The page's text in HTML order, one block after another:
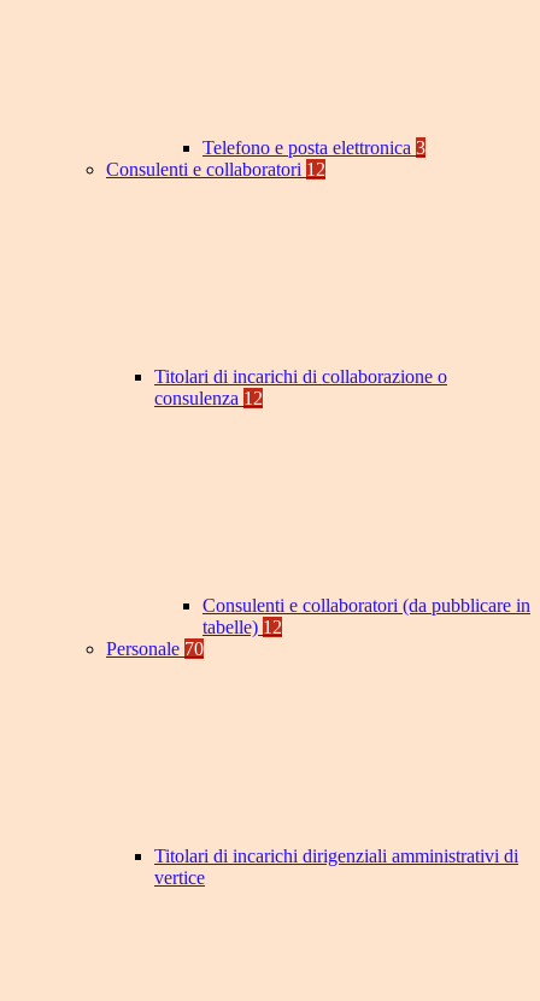
Telefono e posta elettronica 3
Consulenti e collaboratori 12
Titolari di incarichi di collaborazione o
consulenza 12
Consulenti e collaboratori (da pubblicare in
tabelle) 12
Personale 70
Titolari di incarichi dirigenziali amministrativi di
vertice